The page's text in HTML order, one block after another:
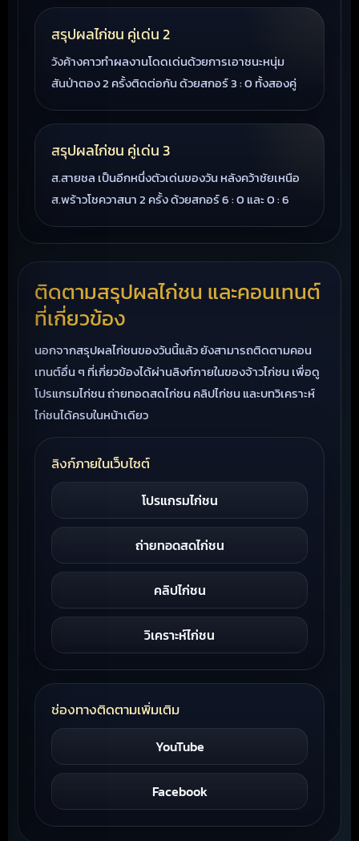
สรุปผลไก่ชน คู่เด่น 2
วังค้างคาวทำผลงานโดดเด่นด้วยการเอาชนะหนุ่ม
สันป่าตอง 2 ครั้งติดต่อกัน ด้วยสกอร์ 3 : 0 ทั้งสองคู่
สรุปผลไก่ชน คู่เด่น 3
ส.สายชล เป็นอีกหนึ่งตัวเด่นของวัน หลังคว้าชัยเหนือ
ส.พร้าวโชควาสนา 2 ครั้ง ด้วยสกอร์ 6 : 0 และ 0 : 6
ติดตามสรุปผลไก่ชน และคอนเทนต์
ที่เกี่ยวข้อง
นอกจากสรุปผลไก่ชนของวันนี้แล้ว ยังสามารถติดตามคอน
เทนต์อื่น ๆ ที่เกี่ยวข้องได้ผ่านลิงก์ภายในของจ้าวไก่ชน เพื่อดู
โปรแกรมไก่ชน ถ่ายทอดสดไก่ชน คลิปไก่ชน และบทวิเคราะห์
ไก่ชนได้ครบในหน้าเดียว
ลิงก์ภายในเว็บไซต์
โปรแกรมไก่ชน
ถ่ายทอดสดไก่ชน
คลิปไก่ชน
วิเคราะห์ไก่ชน
ช่องทางติดตามเพิ่มเติม
YouTube
Facebook